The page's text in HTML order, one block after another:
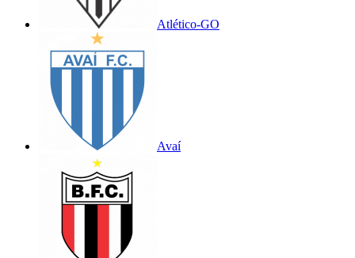
Atlético-GO
Avaí